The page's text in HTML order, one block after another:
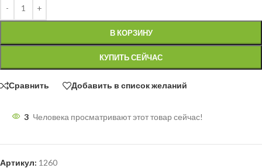
В КОРЗИНУ
КУПИТЬ СЕЙЧАС
Сравнить Добавить в список желаний
3 Человека просматривают этот товар сейчас!
Артикул: 1260